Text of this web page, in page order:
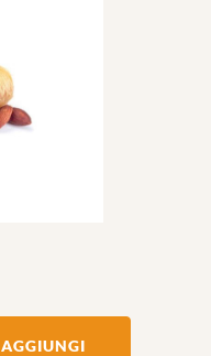
AGGIUNGI